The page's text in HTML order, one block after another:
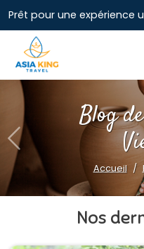
Prêt pour une expérience
Blog
Accueil
Previous
Nos